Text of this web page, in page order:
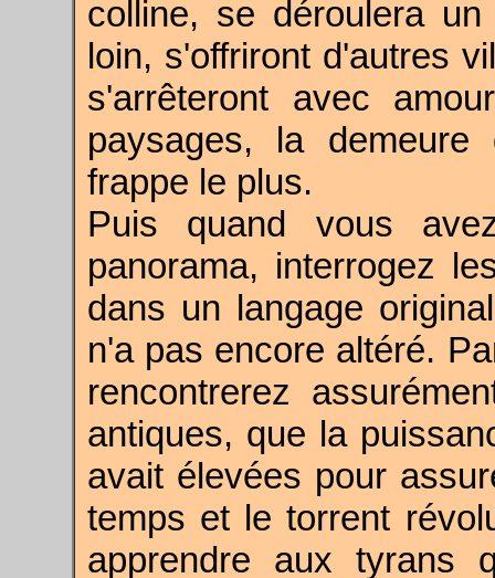
colline, se déroulera
loin, s'offriront d'autres
s'arrêteront avec
paysages, la
frappe le plus.
Puis quand vous
panorama, interrogez
dans un langage
n'a pas encore altéré.
rencontrerez
antiques, que la
avait élevées pour
temps et le torrent
apprendre aux tyrans